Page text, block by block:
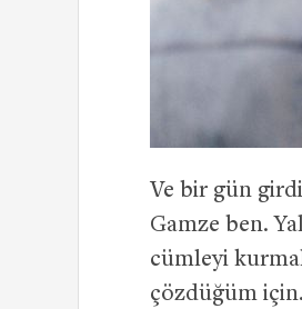
Ve bir gün
Gamze ben.
cümleyi
çözdüğüm